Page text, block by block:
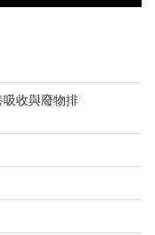
收與廢物排